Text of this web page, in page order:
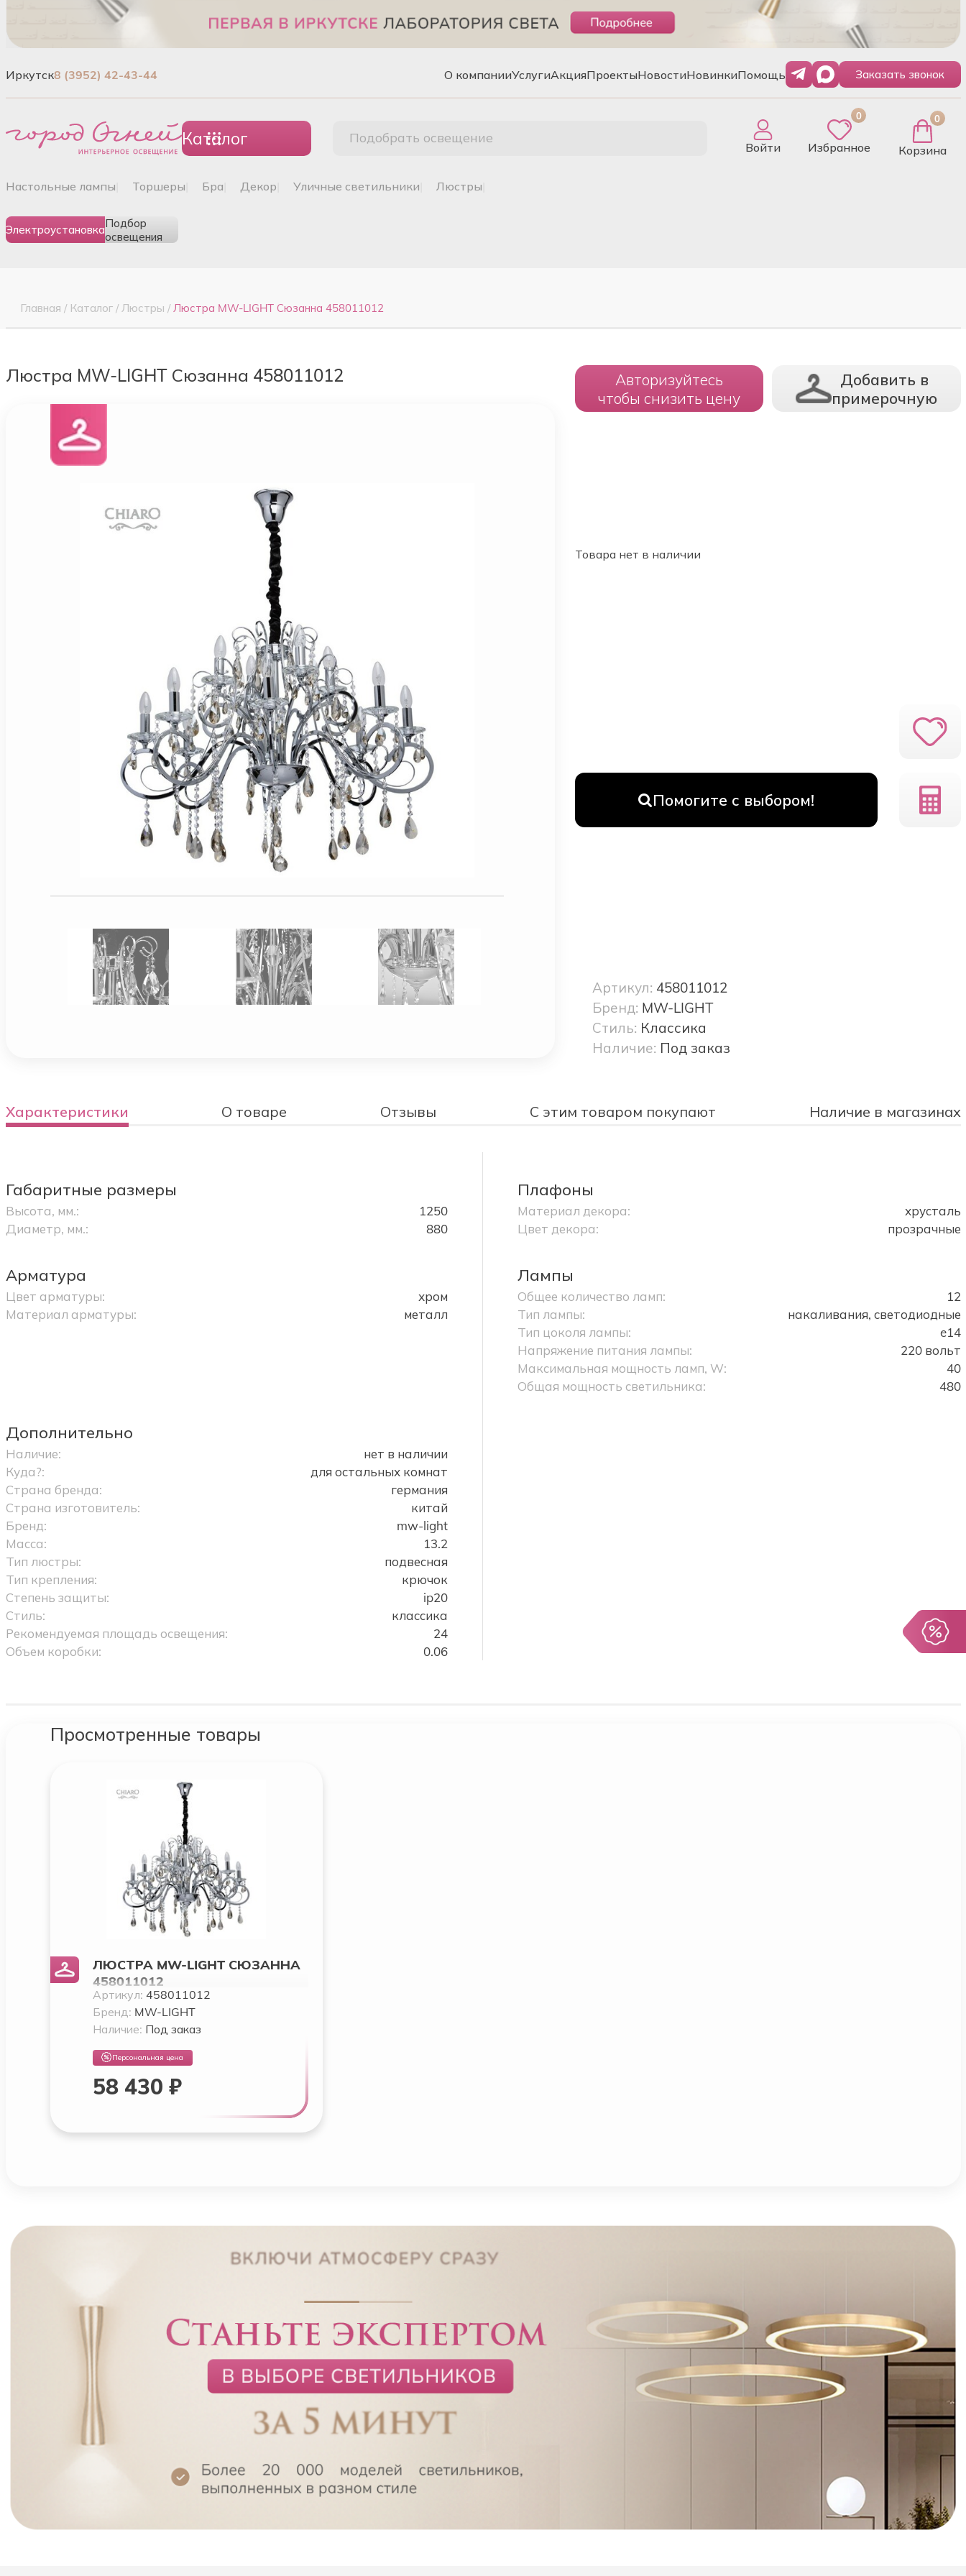
Иркутск8 (3952) 42-43-44 О компанииУслугиАкцияПроектыНовостиНовинкиПомощь Заказать звонок
Каталог Подобрать освещение
Войти
0
Избранное
0
Корзина
настольные лампы торшеры бра декор уличные светильники люстры
ЭлектроустановкаПодбор
освещения
Главная / Каталог / Люстры / Люстра MW-LIGHT Сюзанна 458011012
Люстра MW-LIGHT Сюзанна 458011012
Авторизуйтесь
чтобы снизить цену
Добавить в
примерочную
Товара нет в наличии
Помогите с выбором!
Артикул: 458011012
Бренд: MW-LIGHT
Стиль: Классика
Наличие: Под заказ
Характеристики О товаре Отзывы С этим товаром покупают Наличие в магазинах
Габаритные размеры
Высота, мм.:
1250
Диаметр, мм.:
880
Плафоны
Материал декора:
хрусталь
Цвет декора:
прозрачные
Арматура
Цвет арматуры:
хром
Материал арматуры:
металл
Лампы
Общее количество ламп:
12
Тип лампы:
накаливания, светодиодные
Тип цоколя лампы:
e14
Напряжение питания лампы:
220 вольт
Максимальная мощность ламп, W:
40
Общая мощность светильника:
480
Дополнительно
Наличие:
нет в наличии
Куда?:
для остальных комнат
Страна бренда:
германия
Страна изготовитель:
китай
Бренд:
mw-light
Масса:
13.2
Тип люстры:
подвесная
Тип крепления:
крючок
Степень защиты:
ip20
Стиль:
классика
Рекомендуемая площадь освещения:
24
Объем коробки:
0.06
Просмотренные товары
ЛЮСТРА MW-LIGHT СЮЗАННА
458011012
Артикул: 458011012
Бренд: MW-LIGHT
Наличие: Под заказ
Персональная цена
58 430 ₽